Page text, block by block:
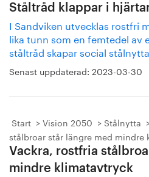
Ståltråd klappar i
I Sandviken utvecklas rostfri
lika tunn som en femtedel av
ståltråd skapar social
Senast uppdaterad: 2023-03-30
Start Vision 2050 Stålnytta
stålbroar står längre med mindre
Vackra, rostfria
mindre klimatavtryck